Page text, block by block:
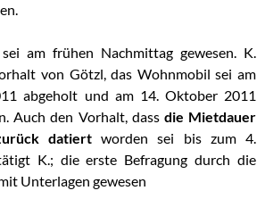
am frühen Nachmittag gewesen. K.
von Götzl, das Wohnmobil sei am
abgeholt und am 14. Oktober 2011
Auch den Vorhalt, dass die Mietdauer
datiertworden sei bis zum 4.
K.; die erste Befragung durch die
Unterlagen gewesen